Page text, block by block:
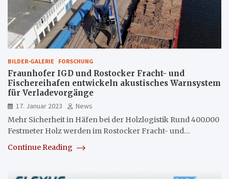
BILDER-GALERIE FORSCHUNG
Fraunhofer IGD und Rostocker Fracht- und
Fischereihafen entwickeln akustisches Warnsystem
für Verladevorgänge
17. Januar 2023
News
Mehr Sicherheit in Häfen bei der Holzlogistik Rund 400.000
Festmeter Holz werden im Rostocker Fracht- und…
Continue Reading